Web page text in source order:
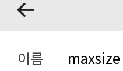
이름
maxsize